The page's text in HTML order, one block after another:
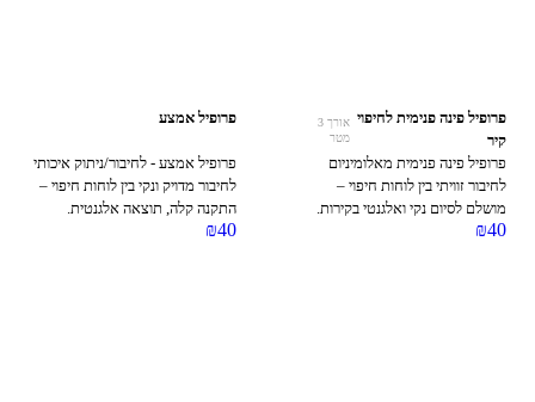
פרופיל פינה פנימית לחיפוי
קיר
אורך 3
מטר
פרופיל פינה פנימית מאלומיניום
לחיבור זוויתי בין לוחות חיפוי –
מושלם לסיום נקי ואלגנטי בקירות.
₪40
פרופיל אמצע
פרופיל אמצע - לחיבור/ניתוק איכותי
לחיבור מדויק ונקי בין לוחות חיפוי –
התקנה קלה, תוצאה אלגנטית.
₪40